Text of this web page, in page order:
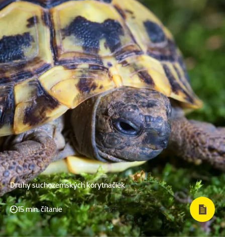
Druhy suchozemských korytnačiek
15 min. čítanie